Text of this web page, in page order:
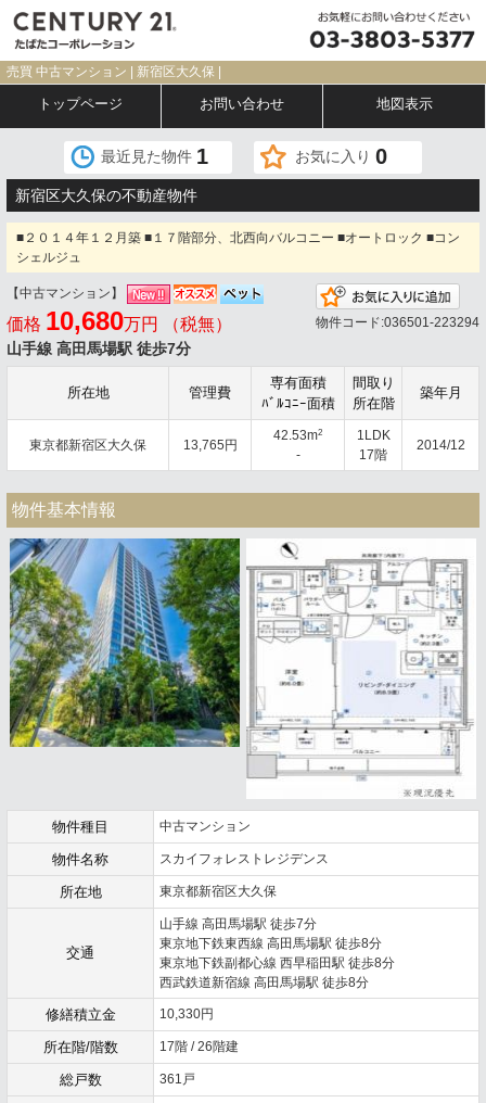
売買 中古マンション | 新宿区大久保 |
トップページ お問い合わせ 地図表示
最近見た物件 1 お気に入り 0
新宿区大久保の不動産物件
■２０１４年１２月築 ■１７階部分、北西向バルコニー ■オートロック ■コン
シェルジュ
【中古マンション】
価格 10,680万円 （税無）
山手線 高田馬場駅 徒歩7分
物件コード:036501-223294
所在地 管理費
専有面積
ﾊﾞﾙｺﾆｰ面積
間取り
所在階
築年月
東京都新宿区大久保 13,765円
42.53m2
-
1LDK
17階
2014/12
物件基本情報
物件種目 中古マンション
物件名称 スカイフォレストレジデンス
所在地 東京都新宿区大久保
交通
山手線 高田馬場駅 徒歩7分
東京地下鉄東西線 高田馬場駅 徒歩8分
東京地下鉄副都心線 西早稲田駅 徒歩8分
西武鉄道新宿線 高田馬場駅 徒歩8分
修繕積立金 10,330円
所在階/階数 17階 / 26階建
総戸数 361戸